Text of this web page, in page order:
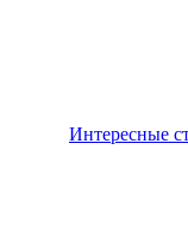
Интересные